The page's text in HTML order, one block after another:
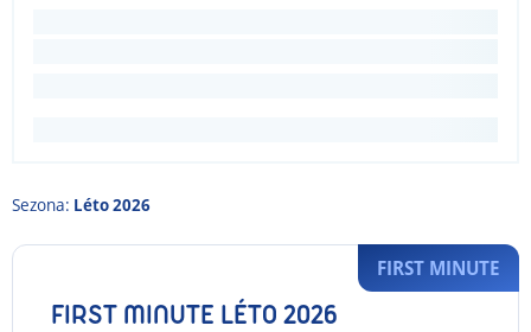
Sezona: Léto 2026
FIRST MINUTE LÉTO 2026
FIRST MINUTE